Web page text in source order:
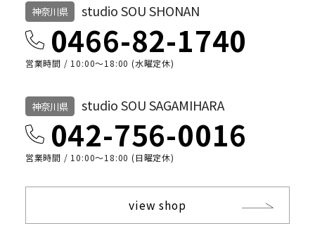
神奈川県 studio SOU SHONAN
0466-82-1740
営業時間 / 10:00〜18:00 (水曜定休)
神奈川県 studio SOU SAGAMIHARA
042-756-0016
営業時間 / 10:00〜18:00 (日曜定休)
view shop